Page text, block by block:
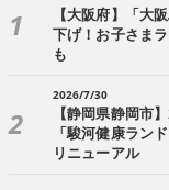
【大阪府】「大
下げ！お子さま
も
2026/7/30
【静岡県静岡市
「駿河健康ラン
リニューアル